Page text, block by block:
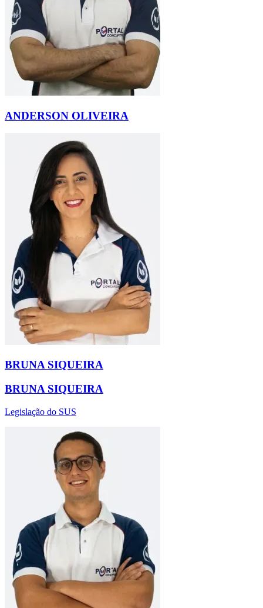
ANDERSON OLIVEIRA
BRUNA SIQUEIRA
BRUNA SIQUEIRA
Legislação do SUS